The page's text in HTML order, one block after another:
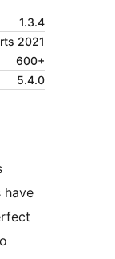
1.3.4
2021
600+
5.4.0
have